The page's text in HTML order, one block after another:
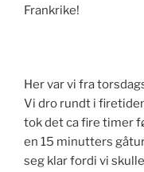
Frankrike!
Her var vi fra
Vi dro rundt i
tok det ca fire timer
en 15 minutters
seg klar fordi vi